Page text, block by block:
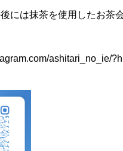
には抹茶を使用したお茶
ashitari_no_ie/